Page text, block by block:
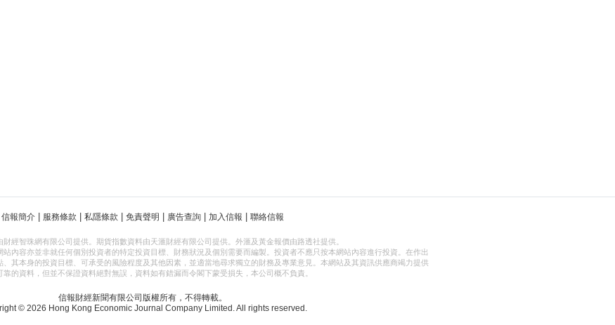
信報簡介 服務條款 私隱條款 免責聲明 廣告查詢 加入信報 聯絡信報
財經智珠網有限公司提供。期貨指數資料由天滙財經有限公司提供。外滙及黃金報價由路透社提供。
內容亦並非就任何個別投資者的特定投資目標、財務狀況及個別需要而編製。投資者不應只按本網站內容進行投資。在作出
其本身的投資目標、可承受的風險程度及其他因素，並適當地尋求獨立的財務及專業意見。本網站及其資訊供應商竭力提供
靠的資料，但並不保證資料絕對無誤，資料如有錯漏而令閣下蒙受損失，本公司概不負責。
信報財經新聞有限公司版權所有，不得轉載。
© 2026 Hong Kong Economic Journal Company Limited. All rights reserved.